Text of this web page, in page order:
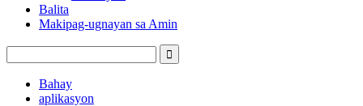
Balita
Makipag-ugnayan sa Amin
Bahay
aplikasyon